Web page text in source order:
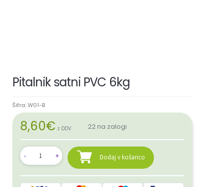
Pitalnik satni PVC 6kg
Šifra:W01-B
8,60€ z DDV 22 na zalogi
Dodaj v košarico